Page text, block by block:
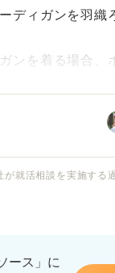
ディガンを羽織
ンを着る場合、
はボタンを開け
はどちらがより
就活相談を実施する
ース」に